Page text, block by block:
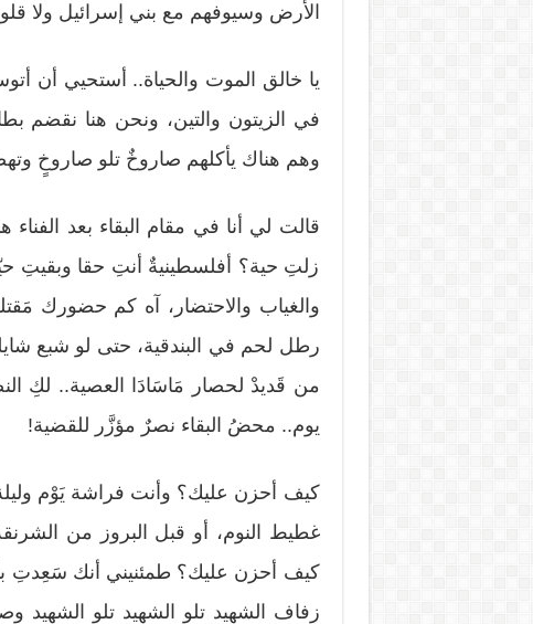
الأرض وسيوفهم مع بني إسرائيل ولا
يا خالق الموت والحياة.. أستحيي أن
في الزيتون والتين، ونحن هنا نقضم
وهم هناك يأكلهم صاروخٌ تلو صاروخٍ
قالت لي أنا في مقام البقاء بعد الفناء
زلتِ حية؟ أفلسطينيةٌ أنتِ حقا وبقيتِ
والغياب والاحتضار، آه كم حضورك
رطل لحم في البندقية، حتى لو شبع
من قَديدْ لحصار مَاسَادَا العصية.. لكِ
يوم.. محضُ البقاء نصرٌ مؤزَّر للقضية!
كيف أحزن عليك؟ وأنت فراشة يَوْم
غطيط النوم، أو قبل البروز من
كيف أحزن عليك؟ طمئنيني أنك سَعِدتِ
زفاف الشهيد تلو الشهيد تلو الشهيد